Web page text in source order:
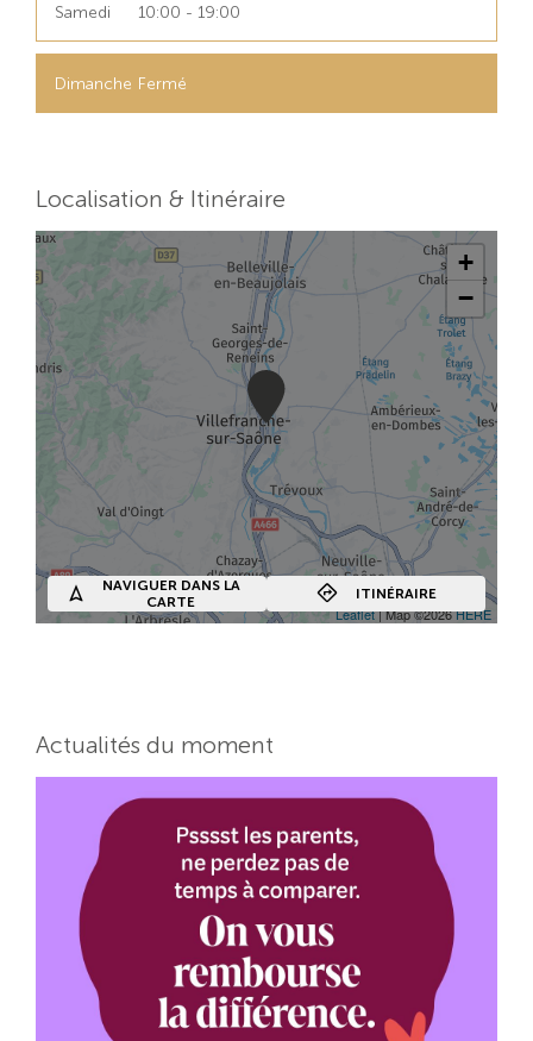
Samedi 10:00 - 19:00
Dimanche Fermé
Localisation & Itinéraire
+
−
Leaflet| Map ©2026HERE
NAVIGUER DANS LA
CARTE
ITINÉRAIRE
Actualités du moment